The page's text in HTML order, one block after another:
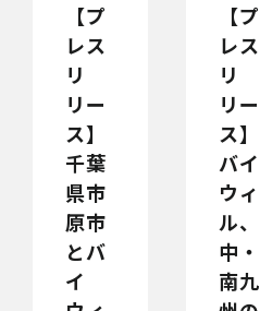
【プ
レス
リ
リー
ス】
千葉
県市
原市
とバ
イ
【プ
レス
リ
リー
ス】
バイ
ウィ
ル、
中・
南九